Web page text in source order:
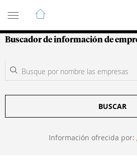
Guía de Empresas
Buscador de información de
BUSCAR
Información ofrecida por: